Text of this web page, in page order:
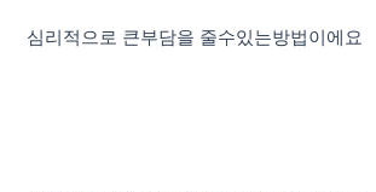
심리적으로 큰부담을 줄수있는방법이에요